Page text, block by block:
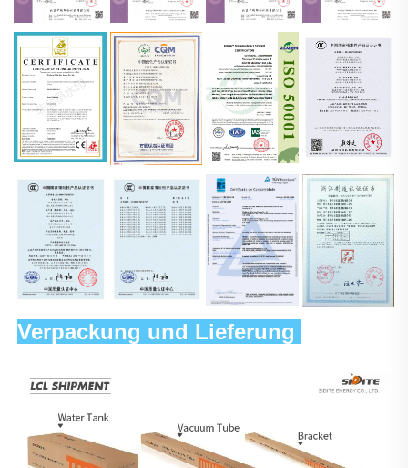
Verpackung und Lieferung